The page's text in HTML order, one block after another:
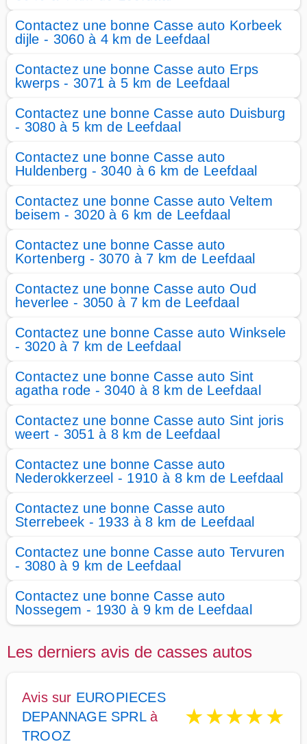
Contactez une bonne Casse auto Korbeek
dijle - 3060 à 4 km de Leefdaal
Contactez une bonne Casse auto Erps
kwerps - 3071 à 5 km de Leefdaal
Contactez une bonne Casse auto Duisburg
- 3080 à 5 km de Leefdaal
Contactez une bonne Casse auto
Huldenberg - 3040 à 6 km de Leefdaal
Contactez une bonne Casse auto Veltem
beisem - 3020 à 6 km de Leefdaal
Contactez une bonne Casse auto
Kortenberg - 3070 à 7 km de Leefdaal
Contactez une bonne Casse auto Oud
heverlee - 3050 à 7 km de Leefdaal
Contactez une bonne Casse auto Winksele
- 3020 à 7 km de Leefdaal
Contactez une bonne Casse auto Sint
agatha rode - 3040 à 8 km de Leefdaal
Contactez une bonne Casse auto Sint joris
weert - 3051 à 8 km de Leefdaal
Contactez une bonne Casse auto
Nederokkerzeel - 1910 à 8 km de Leefdaal
Contactez une bonne Casse auto
Sterrebeek - 1933 à 8 km de Leefdaal
Contactez une bonne Casse auto Tervuren
- 3080 à 9 km de Leefdaal
Contactez une bonne Casse auto
Nossegem - 1930 à 9 km de Leefdaal
Les derniers avis de casses autos
Avis sur EUROPIECES
DEPANNAGE SPRLà
TROOZ
★★★★★